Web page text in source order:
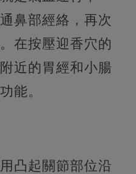
鼻部經絡，再次
在按壓迎香穴的
近的胃經和小腸
能。
凸起關節部位沿